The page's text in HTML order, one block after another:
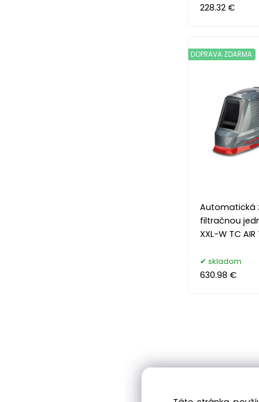
228.32 €
Automatická
filtračnou
XXL-W TC AIR
DOPRAVA ZDARMA
skladom
630.98 €